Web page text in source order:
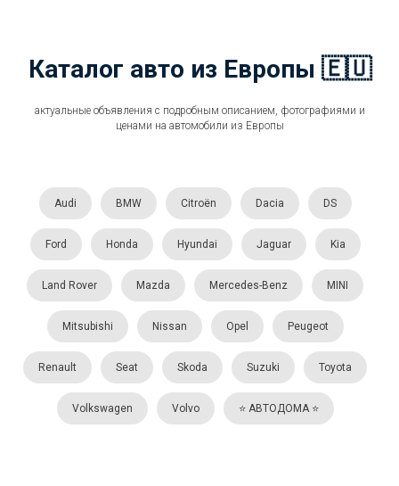
Каталог авто из Европы 🇪🇺
актуальные объявления с подробным описанием, фотографиями и
ценами на автомобили из Европы
Audi BMW Citroën Dacia DS
Ford Honda Hyundai Jaguar Kia
Land Rover Mazda Mercedes-Benz MINI
Mitsubishi Nissan Opel Peugeot
Renault Seat Skoda Suzuki Toyota
Volkswagen Volvo ⭐️ АВТОДОМА ⭐️